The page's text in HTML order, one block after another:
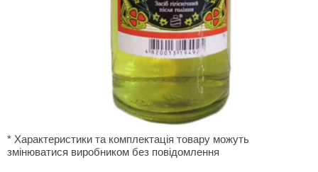
* Характеристики та комплектація товару можуть
змінюватися виробником без повідомлення